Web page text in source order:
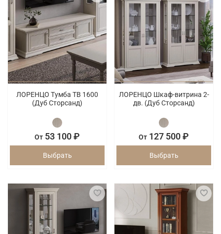
ЛОРЕНЦО Тумба ТВ 1600
(Дуб Сторсанд)
От 53 100 ₽
Выбрать
ЛОРЕНЦО Шкаф-витрина 2-
дв. (Дуб Сторсанд)
От 127 500 ₽
Выбрать